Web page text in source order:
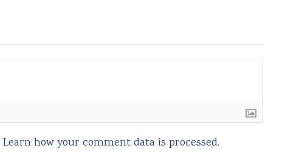
Learn how your comment data is processed.